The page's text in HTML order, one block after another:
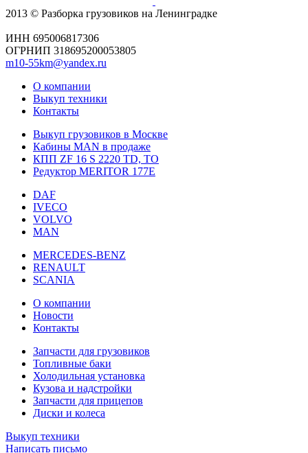
2013 © Разборка грузовиков на Ленинградке
ИНН 695006817306
ОГРНИП 318695200053805
m10-55km@yandex.ru
О компании
Выкуп техники
Контакты
Выкуп грузовиков в Москве
Кабины MAN в продаже
КПП ZF 16 S 2220 TD, TO
Редуктор MERITOR 177Е
DAF
IVECO
VOLVO
MAN
MERCEDES-BENZ
RENAULT
SCANIA
О компании
Новости
Контакты
Запчасти для грузовиков
Топливные баки
Холодильная установка
Кузова и надстройки
Запчасти для прицепов
Диски и колеса
Выкуп техники
Написать письмо